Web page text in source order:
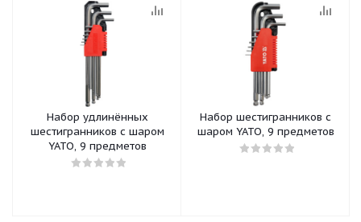
Набор удлинённых
шестигранников с шаром
YATO, 9 предметов
Набор шестигранников с
шаром YATO, 9 предметов